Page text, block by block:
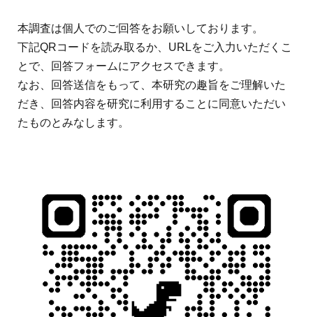
本調査は個人でのご回答をお願いしております。
下記QRコードを読み取るか、 URLをご入力いただくこ
とで、回答フォームにアクセスできます。
なお、回答送信をもって、本研究の趣旨をご理解いた
だき、回答内容を研究に利用することに同意いただい
たものとみなします。